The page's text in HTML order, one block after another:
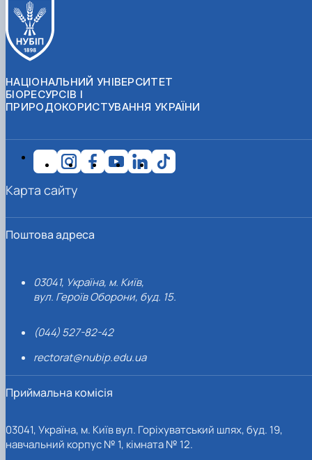
НАЦІОНАЛЬНИЙ УНІВЕРСИТЕТ
БІОРЕСУРСІВ І
ПРИРОДОКОРИСТУВАННЯ УКРАЇНИ
Поштова адреса
03041, Україна, м. Київ,
вул. Героїв Оборони, буд. 15.
(044) 527-82-42
rectorat@nubip.edu.ua
Приймальна комісія
03041, Україна, м. Київ вул. Горіхуватський шлях, буд. 19,
навчальний корпус № 1, кімната № 12.
Карта сайту